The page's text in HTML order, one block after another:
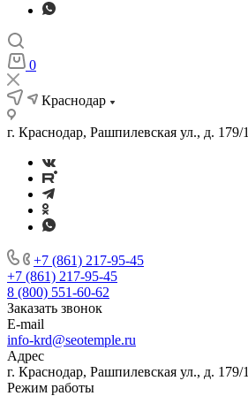
0
Краснодар
г. Краснодар, Рашпилевская ул., д. 179/1
+7 (861) 217-95-45
+7 (861) 217-95-45
8 (800) 551-60-62
Заказать звонок
E-mail
info-krd@seotemple.ru
Адрес
г. Краснодар, Рашпилевская ул., д. 179/1
Режим работы